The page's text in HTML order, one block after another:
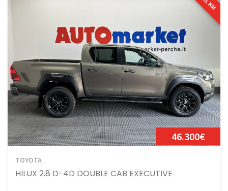
46.300€
TOYOTA
HILUX 2.8 D-4D DOUBLE CAB EXECUTIVE